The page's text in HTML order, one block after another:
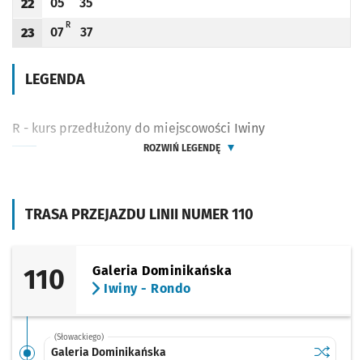
TRASA PRZEJAZDU LINII NUMER 110
110
Galeria Dominikańska
Iwiny - Rondo
(Słowackiego)
Galeria Dominikańska Sprawdź
Galeria
Godzina odjazdu
22
Odjazd
minut po godzinie 22
Odjazd
minut po godzinie 22
Godzina odjazdu
23
Odjazd
07
minut po godzinie 23
RR - KURS PRZEDŁUŻONY DO MIEJSCOWOŚCI IWINY
Odjazd
37
minut po godzinie 23
LEGENDA
R - kurs przedłużony do miejscowości Iwiny
ROZWIŃ LEGENDĘ